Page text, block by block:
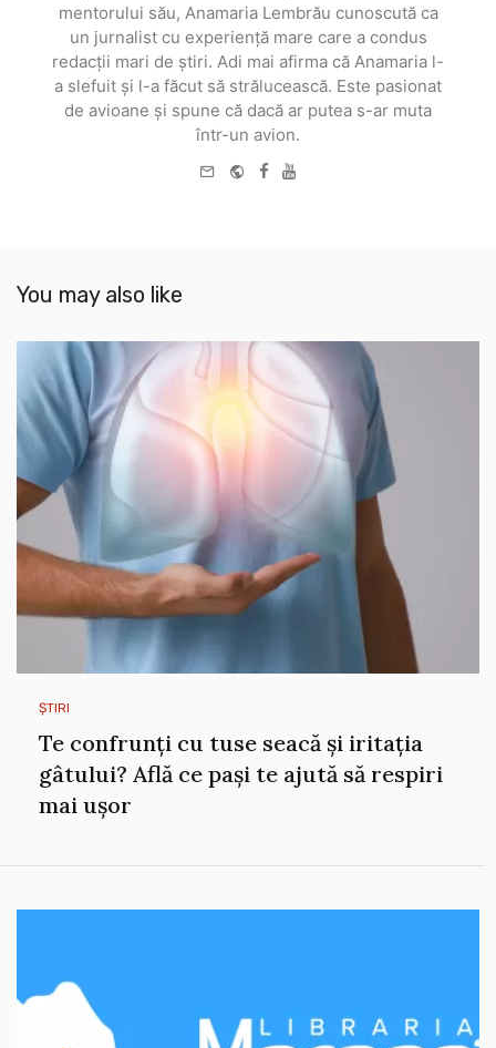
mentorului său, Anamaria Lembrău cunoscută ca
un jurnalist cu experiență mare care a condus
redacții mari de știri. Adi mai afirma că Anamaria l-
a slefuit și l-a făcut să strălucească. Este pasionat
de avioane și spune că dacă ar putea s-ar muta
într-un avion.
e-
WebsiteFacebook
You may also like
ȘTIRI
Te confrunți cu tuse seacă și iritația
gâtului? Află ce pași te ajută să respiri
mai ușor